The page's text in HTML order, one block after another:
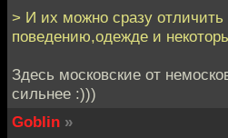
> И их можно сразу
поведению,одежде и
Здесь московские от
сильнее :)))
Goblin »